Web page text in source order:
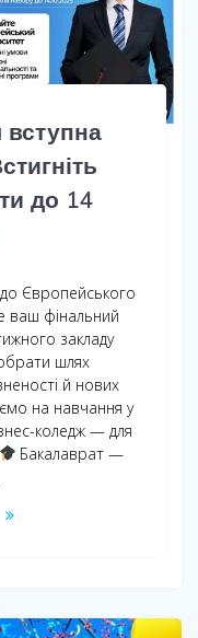
до 14
Європейського
ваш фінальний
закладу
шлях
й нових
на навчання у
коледж — для
Бакалаврат —